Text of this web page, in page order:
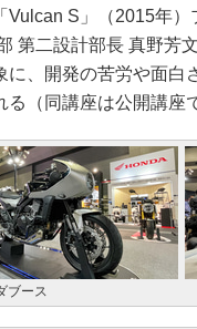
Vulcan S」（2015年
第二設計部長 真野芳
に、開発の苦労や面白
る（同講座は公開講座
ブース